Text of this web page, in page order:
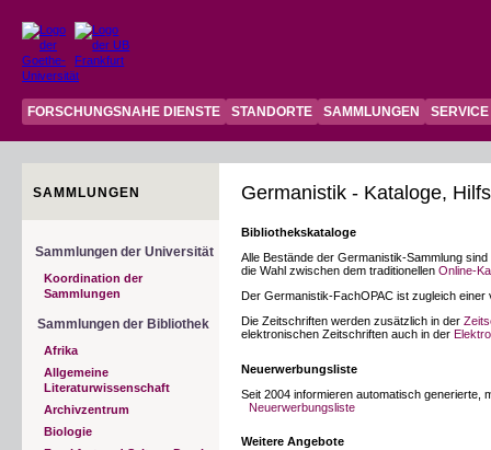
FORSCHUNGSNAHE DIENSTE STANDORTE SAMMLUNGEN SERVICE
SAMMLUNGEN
Sammlungen der Universität
Koordination der
Sammlungen
Sammlungen der Bibliothek
Afrika
Allgemeine
Literaturwissenschaft
Archivzentrum
Biologie
Germanistik - Kataloge,
Bibliothekskataloge
Alle Bestände der Germanistik-Sammlung
die Wahl zwischen dem traditionellen Online-
Der Germanistik-FachOPAC ist zugleich
Die Zeitschriften werden zusätzlich in der
elektronischen Zeitschriften auch in der
Neuerwerbungsliste
Seit 2004 informieren automatisch generierte,
Neuerwerbungsliste
Weitere Angebote